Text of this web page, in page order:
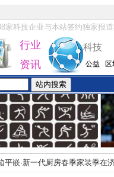
家科技企业与本站签约独家报
行业
资讯
科技
公益
平嵌·新一代厨房春季家装季在